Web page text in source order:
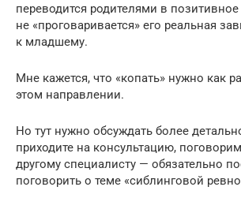
переводится родителями в позитивное
не «проговаривается» его реальная
к младшему.
Мне кажется, что «копать» нужно как
этом направлении.
Но тут нужно обсуждать более
приходите на консультацию,
другому специалисту — обязательно
поговорить о теме «сиблинговой